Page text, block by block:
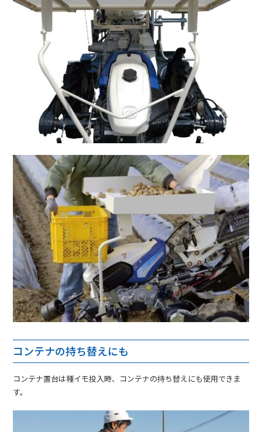
コンテナの持ち替えにも
コンテナ置台は種イモ投入時、コンテナの持ち替えにも使用できま
す。